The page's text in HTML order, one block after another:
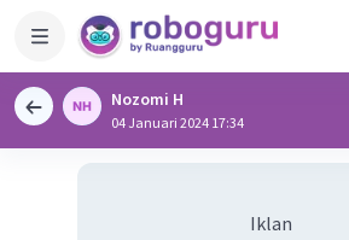
Nozomi H
04 Januari 2024 17:34
Iklan